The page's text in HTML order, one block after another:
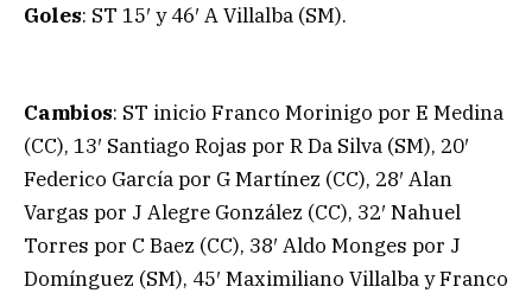
Goles: ST 15′ y 46′ A Villalba (SM).
Cambios: ST inicio Franco Morinigo por E Medina
(CC), 13′ Santiago Rojas por R Da Silva (SM), 20′
Federico García por G Martínez (CC), 28′ Alan
Vargas por J Alegre González (CC), 32′ Nahuel
Torres por C Baez (CC), 38′ Aldo Monges por J
Domínguez (SM), 45′ Maximiliano Villalba y Franco